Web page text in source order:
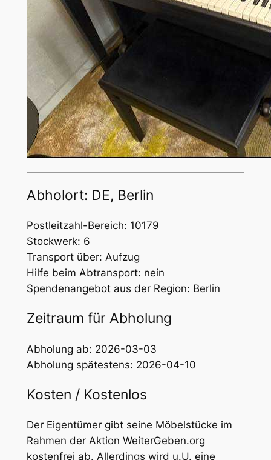
Abholort: DE, Berlin
Postleitzahl-Bereich: 10179
Stockwerk: 6
Transport über: Aufzug
Hilfe beim Abtransport: nein
Spendenangebot aus der Region: Berlin
Zeitraum für Abholung
Abholung ab: 2026-03-03
Abholung spätestens: 2026-04-10
Kosten / Kostenlos
Der Eigentümer gibt seine Möbelstücke im
Rahmen der Aktion WeiterGeben.org
kostenfrei ab. Allerdings wird u.U. eine